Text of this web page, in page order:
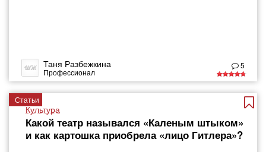
Таня Разбежкина
Профессионал
5
Статьи
Культура
Какой театр назывался «Каленым штыком»
и как картошка приобрела «лицо Гитлера»?